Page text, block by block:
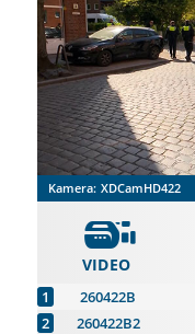
Kamera: XDCamHD422
VIDEO
260422B
260422B2